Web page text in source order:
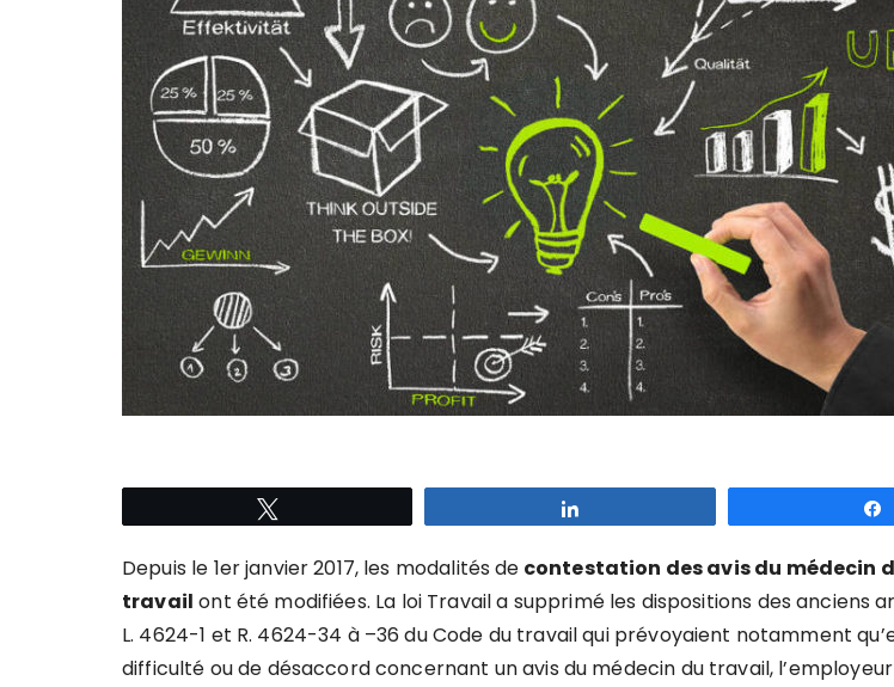
Depuis le 1er janvier 2017, les modalités de contestation des avis du médecin
travail ont été modifiées. La loi Travail a supprimé les dispositions des anciens
L. 4624-1 et R. 4624-34 à –36 du Code du travail qui prévoyaient notamment
difficulté ou de désaccord concernant un avis du médecin du travail,